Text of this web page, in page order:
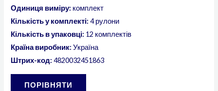
Одиниця виміру: комплект
Кількість у комплекті: 4 рулони
Кількість в упаковці: 12 комплектів
Країна виробник: Україна
Штрих-код: 4820032451863
ПОРІВНЯТИ